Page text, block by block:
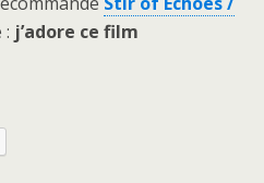
j’adore ce film